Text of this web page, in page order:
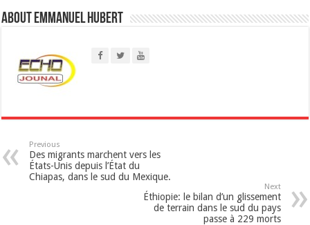
p
p
About Emmanuel Hubert
Previous
Des migrants marchent vers les
États-Unis depuis l’État du
Chiapas, dans le sud du Mexique.
Next
Éthiopie: le bilan d’un glissement
de terrain dans le sud du pays
passe à 229 morts